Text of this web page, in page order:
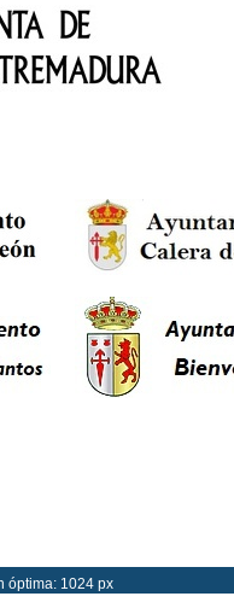
óptima: 1024 px